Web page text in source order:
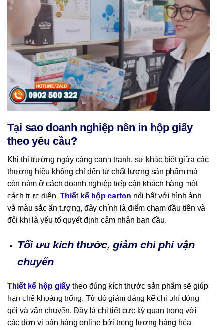
Tại sao doanh nghiệp nên in hộp giấy
theo yêu cầu?
Khi thị trường ngày càng cạnh tranh, sự khác biệt giữa các
thương hiệu không chỉ đến từ chất lượng sản phẩm mà
còn nằm ở cách doanh nghiệp tiếp cận khách hàng một
cách trực diện. Thiết kế hộp carton nổi bật với hình ảnh
và màu sắc ấn tượng, đây chính là điểm chạm đầu tiên và
đôi khi là yếu tố quyết định cảm nhận ban đầu.
Tối ưu kích thước, giảm chi phí vận
chuyển
Thiết kế hộp giấy theo đúng kích thước sản phẩm sẽ giúp
hạn chế khoảng trống. Từ đó giảm đáng kể chi phí đóng
gói và vận chuyển. Đây là chi tiết cực kỳ quan trọng với
các đơn vị bán hàng online bởi trọng lượng hàng hóa